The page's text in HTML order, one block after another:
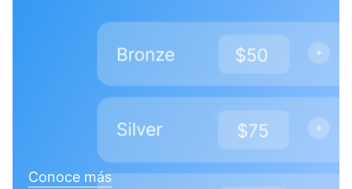
Conoce más